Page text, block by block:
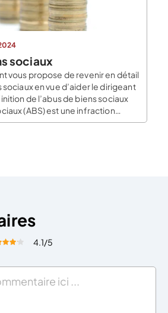
sociaux
vous propose de revenir en détail
sociaux en vue d’aider le dirigeant
de l’abus de biens sociaux
(ABS) est une infraction
du droit pénal des affaires. Il se
cet article:
4.1/5